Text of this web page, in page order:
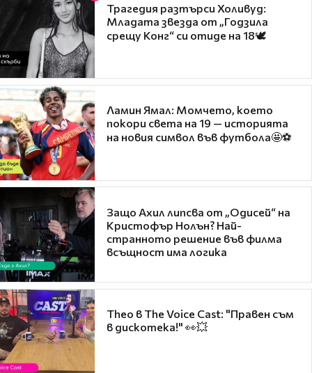
Трагедия разтърси Холивуд:
Младата звезда от „Годзила
срещу Конг“ си отиде на 18🕊️
Ламин Ямал: Момчето, което
покори света на 19 — историята
на новия символ във футбола🤩⚽
Защо Ахил липсва от „Одисей“ на
Кристофър Нолън? Най-
странното решение във филма
всъщност има логика
Theo в The Voice Cast: "Правен съм
в дискотека!" 👀💥